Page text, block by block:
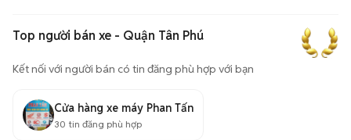
Top người bán xe - Quận Tân Phú
Kết nối với người bán có tin đăng phù hợp với bạn
Cửa hàng xe máy Phan Tấn
30 tin đăng phù hợp